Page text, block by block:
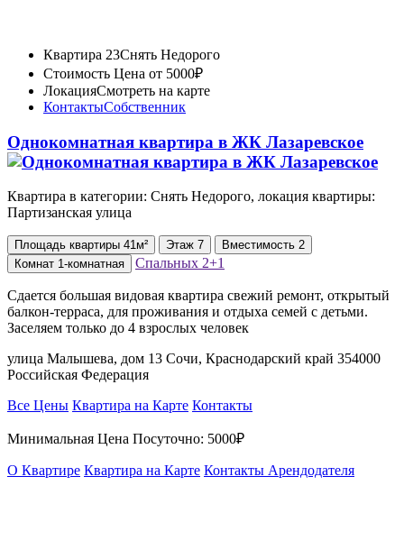
Квартира 23Снять Недорого
Стоимость Цена от 5000₽
ЛокацияСмотреть на карте
КонтактыСобственник
Однокомнатная квартира в ЖК Лазаревское
Квартира в категории: Снять Недорого, локация квартиры:
Партизанская улица
Площадь квартиры 41м² Этаж 7 Вместимость 2
Комнат 1-комнатная Спальных 2+1
Сдается большая видовая квартира свежий ремонт, открытый
балкон-терраса, для проживания и отдыха семей с детьми.
Заселяем только до 4 взрослых человек
улица Малышева, дом 13 Сочи, Краснодарский край 354000
Российская Федерация
Все Цены Квартира на Карте Контакты
Минимальная Цена Посуточно: 5000₽
О Квартире Квартира на Карте Контакты Арендодателя